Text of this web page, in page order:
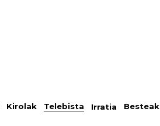
Kirolak Telebista Irratia Besteak